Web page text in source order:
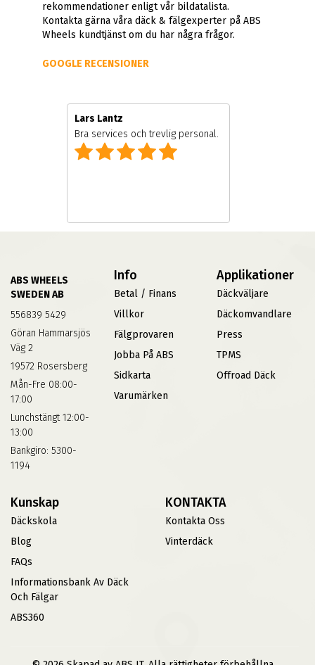
rekommendationer enligt vår bildatalista.
Kontakta gärna våra däck & fälgexperter på ABS
Wheels kundtjänst om du har några frågor.
GOOGLE RECENSIONER
Lars Lantz
Bra services och trevlig personal.
ABS WHEELS
SWEDEN AB
556839 5429
Göran Hammarsjös
Väg 2
19572 Rosersberg
Mån-Fre 08:00-
17:00
Lunchstängt 12:00-
13:00
Bankgiro: 5300-
1194
Info
Betal / Finans
Villkor
Fälgprovaren
Jobba På ABS
Sidkarta
Varumärken
Applikationer
Däckväljare
Däckomvandlare
Press
TPMS
Offroad Däck
Kunskap
Däckskola
Blog
FAQs
Informationsbank Av Däck
Och Fälgar
ABS360
KONTAKTA
Kontakta Oss
Vinterdäck